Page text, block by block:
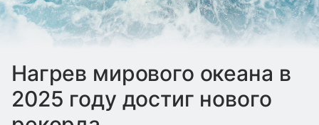
Нагрев мирового океана в
2025 году достиг нового